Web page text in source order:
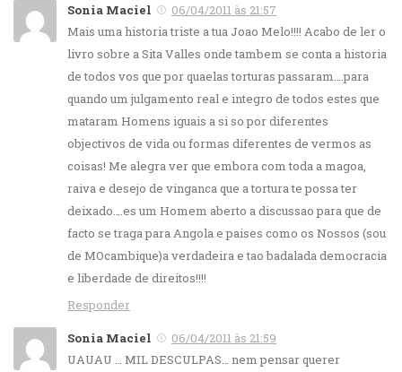
Sonia Maciel
06/04/2011 às 21:57
Mais uma historia triste a tua Joao Melo!!!! Acabo de ler o
livro sobre a Sita Valles onde tambem se conta a historia
de todos vos que por quaelas torturas passaram….para
quando um julgamento real e integro de todos estes que
mataram Homens iguais a si so por diferentes
objectivos de vida ou formas diferentes de vermos as
coisas! Me alegra ver que embora com toda a magoa,
raiva e desejo de vinganca que a tortura te possa ter
deixado….es um Homem aberto a discussao para que de
facto se traga para Angola e paises como os Nossos (sou
de MOcambique)a verdadeira e tao badalada democracia
e liberdade de direitos!!!!
Responder
Sonia Maciel
06/04/2011 às 21:59
UAUAU … MIL DESCULPAS… nem pensar querer